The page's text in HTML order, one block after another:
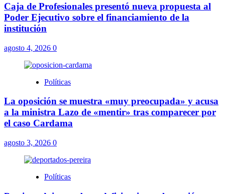
Caja de Profesionales presentó nueva propuesta al
Poder Ejecutivo sobre el financiamiento de la
institución
agosto 4, 2026 0
Políticas
La oposición se muestra «muy preocupada» y acusa
a la ministra Lazo de «mentir» tras comparecer por
el caso Cardama
agosto 3, 2026 0
Políticas